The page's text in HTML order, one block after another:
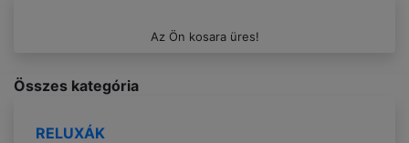
Az Ön kosara üres!
Összes kategória
RELUXÁK